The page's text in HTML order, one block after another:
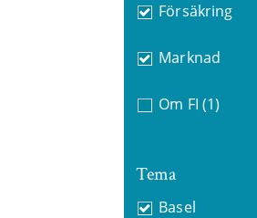
Försäkring
Marknad
Om FI (1)
Tema
Basel